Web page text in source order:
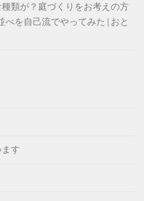
類が？庭づくりをお考えの方
べを自己流でやってみた | おと
す